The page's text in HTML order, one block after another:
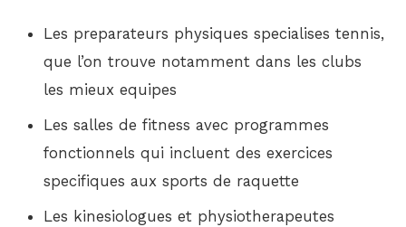
Les preparateurs physiques specialises tennis,
que l’on trouve notamment dans les clubs
les mieux equipes
Les salles de fitness avec programmes
fonctionnels qui incluent des exercices
specifiques aux sports de raquette
Les kinesiologues et physiotherapeutes